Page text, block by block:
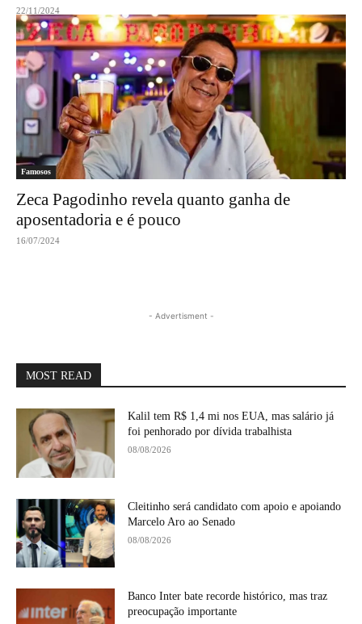
22/11/2024
Famosos
Zeca Pagodinho revela quanto ganha de
aposentadoria e é pouco
16/07/2024
- Advertisment -
MOST READ
Kalil tem R$ 1,4 mi nos EUA, mas salário já
foi penhorado por dívida trabalhista
08/08/2026
Cleitinho será candidato com apoio e apoiando
Marcelo Aro ao Senado
08/08/2026
Banco Inter bate recorde histórico, mas traz
preocupação importante